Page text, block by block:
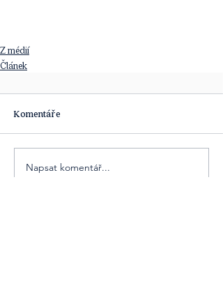
Z médií
Článek
Komentáře
Napsat komentář...